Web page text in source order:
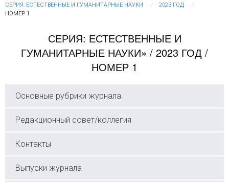
СЕРИЯ: ЕСТЕСТВЕННЫЕ И ГУМАНИТАРНЫЕ НАУКИ
2023 ГОД
НОМЕР 1
СЕРИЯ: ЕСТЕСТВЕННЫЕ И
ГУМАНИТАРНЫЕ НАУКИ» / 2023 ГОД /
НОМЕР 1
Основные рубрики журнала
Редакционный совет/коллегия
Контакты
Выпуски журнала